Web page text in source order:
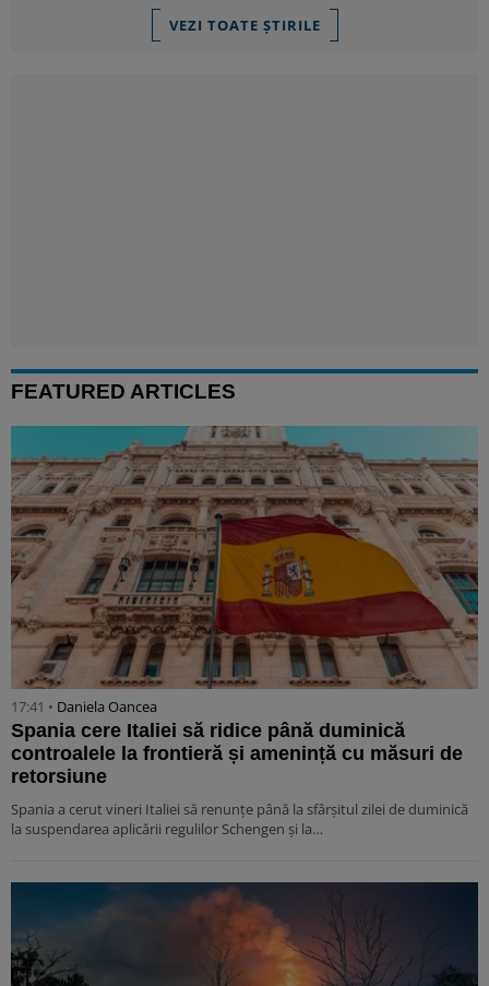
VEZI TOATE ȘTIRILE
FEATURED ARTICLES
17:41 • Daniela Oancea
Spania cere Italiei să ridice până duminică
controalele la frontieră și amenință cu măsuri de
retorsiune
Spania a cerut vineri Italiei să renunțe până la sfârșitul zilei de duminică
la suspendarea aplicării regulilor Schengen și la…